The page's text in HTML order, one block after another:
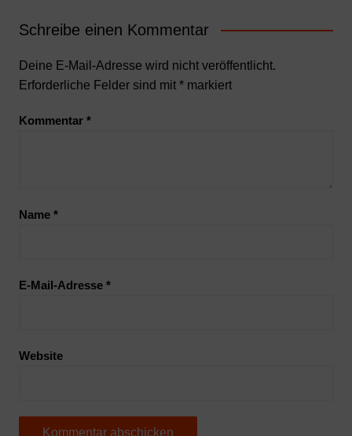
Schreibe einen Kommentar
Deine E-Mail-Adresse wird nicht veröffentlicht.
Erforderliche Felder sind mit *markiert
Kommentar *
Name *
E-Mail-Adresse *
Website